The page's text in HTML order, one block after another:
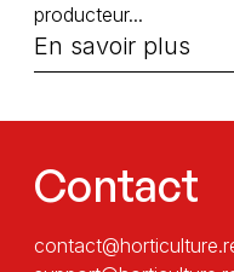
producteur...
En savoir plus
Contact